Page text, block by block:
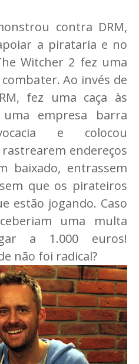
contra DRM,
a pirataria e no
Witcher 2 fez uma
Ao invés de
fez uma caça às
empresa barra
e colocou
endereços
baixado, entrassem
que os pirateiros
estão jogando. Caso
uma multa
a 1.000 euros!
não foi radical?